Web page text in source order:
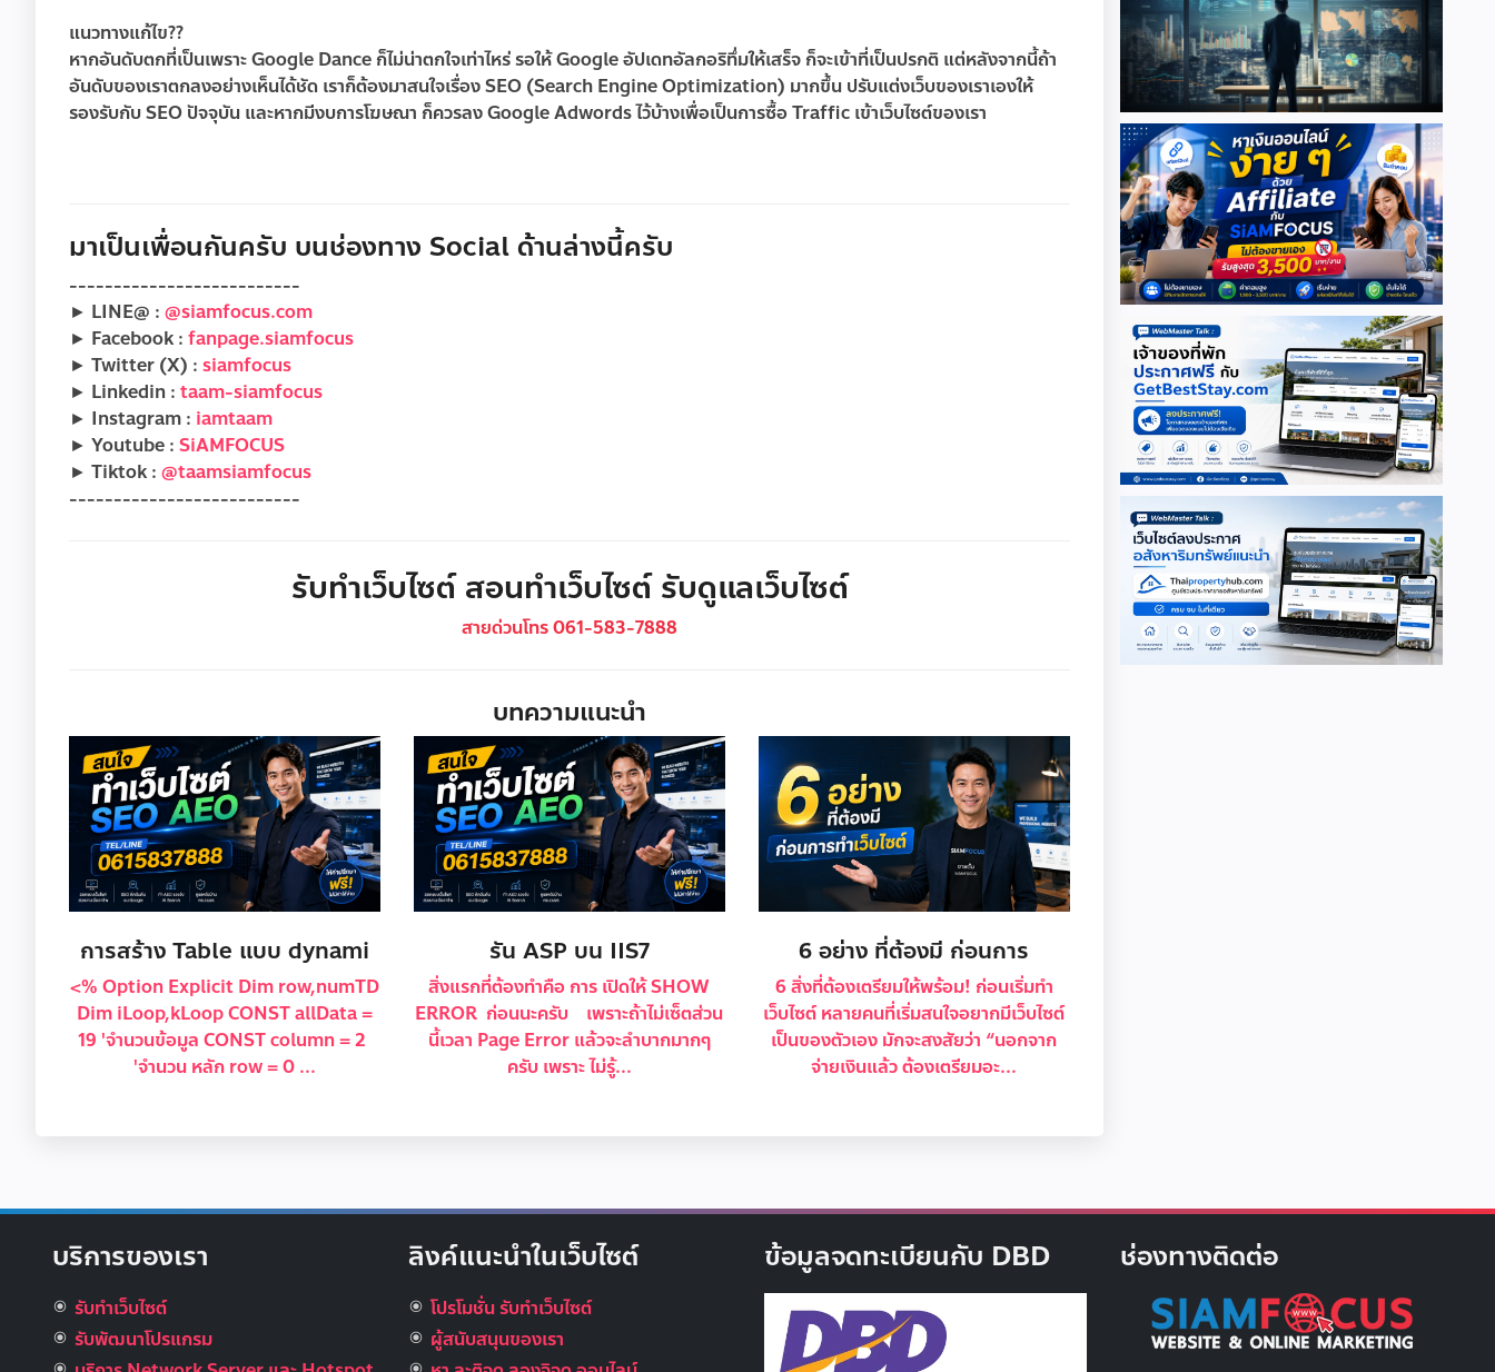
แนวทางแก้ไข??
หากอันดับตกที่เป็นเพราะ Google Dance ก็ไม่น่าตกใจเท่าไหร่ รอให้ Google อัปเดทอัลกอริทึ่มให้เสร็จ ก็จะเข้าที่เป็นปรกติ แต่หลังจากนี้ถ้า
อันดับของเราตกลงอย่างเห็นได้ชัด เราก็ต้องมาสนใจเรื่อง SEO (Search Engine Optimization) มากขึ้น ปรับแต่งเว็บของเราเองให้
รองรับกับ SEO ปัจจุบัน และหากมีงบการโฆษณา ก็ควรลง Google Adwords ไว้บ้างเพื่อเป็นการซื้อ Traffic เข้าเว็บไซต์ของเรา
มาเป็นเพื่อนกันครับ บนช่องทาง Social ด้านล่างนี้ครับ
--------------------------
► LINE@ : @siamfocus.com
► Facebook : fanpage.siamfocus
► Twitter (X) : siamfocus
► Linkedin : taam-siamfocus
► Instagram : iamtaam
► Youtube : SiAMFOCUS
► Tiktok : @taamsiamfocus
--------------------------
รับทำเว็บไซต์ สอนทำเว็บไซต์ รับดูแลเว็บไซต์
สายด่วนโทร 061-583-7888
บทความแนะนำ
การสร้าง Table แบบ dynami
<% Option Explicit Dim row,numTD
Dim iLoop,kLoop CONST allData =
19 'จำนวนข้อมูล CONST column = 2
'จำนวน หลัก row = 0 ...
รัน ASP บน IIS7
สิ่งแรกที่ต้องทำคือ การ เปิดให้ SHOW
ERROR ก่อนนะครับ เพราะถ้าไม่เซ็ตส่วน
นี้เวลา Page Error แล้วจะลำบากมากๆ
ครับ เพราะ ไม่รู้...
6 อย่าง ที่ต้องมี ก่อนการ
6 สิ่งที่ต้องเตรียมให้พร้อม! ก่อนเริ่มทำ
เว็บไซต์ หลายคนที่เริ่มสนใจอยากมีเว็บไซต์
เป็นของตัวเอง มักจะสงสัยว่า “นอกจาก
จ่ายเงินแล้ว ต้องเตรียมอะ...
บริการของเรา
รับทำเว็บไซต์
รับพัฒนาโปรแกรม
ลิงค์แนะนำในเว็บไซต์
โปรโมชั่น รับทำเว็บไซต์
ผู้สนับสนุนของเรา
ข้อมูลจดทะเบียนกับ DBD ช่องทางติดต่อ